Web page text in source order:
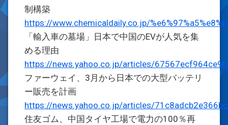
制構築
https://www.chemicaldaily.co.jp/
「輸入車の墓場」日本で中国のEVが人気を集
める理由
https://news.yahoo.co.jp/articles/
ファーウェイ、3月から日本での大型バッテリ
ー販売を計画
https://news.yahoo.co.jp/articles/
住友ゴム、中国タイヤ工場で電力の100％再